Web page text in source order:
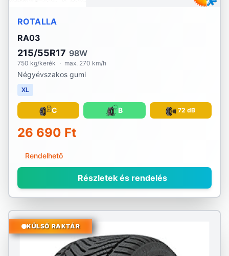
ROTALLA
RA03
215/55R17 98W
750 kg/kerék · max. 270 km/h
Négyévszakos gumi
XL
C B 72 dB
26 690 Ft
Rendelhető
Részletek és rendelés
KÜLSŐ RAKTÁR